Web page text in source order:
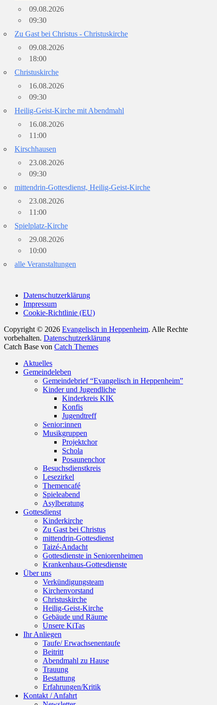
09.08.2026
09:30
Zu Gast bei Christus - Christuskirche
09.08.2026
18:00
Christuskirche
16.08.2026
09:30
Heilig-Geist-Kirche mit Abendmahl
16.08.2026
11:00
Kirschhausen
23.08.2026
09:30
mittendrin-Gottesdienst, Heilig-Geist-Kirche
23.08.2026
11:00
Spielplatz-Kirche
29.08.2026
10:00
alle Veranstaltungen
Datenschutzerklärung
Impressum
Cookie-Richtlinie (EU)
Copyright © 2026 Evangelisch in Heppenheim. Alle Rechte
vorbehalten. Datenschutzerklärung
Catch Base von Catch Themes
oben
scrollen
Aktuelles
Gemeindeleben
Gemeindebrief “Evangelisch in Heppenheim”
Kinder und Jugendliche
Kinderkreis KIK
Konfis
Jugendtreff
Senior:innen
Musikgruppen
Projektchor
Schola
Posaunenchor
Besuchsdienstkreis
Lesezirkel
Themencafé
Spieleabend
Asylberatung
Gottesdienst
Kinderkirche
Zu Gast bei Christus
mittendrin-Gottesdienst
Taizé-Andacht
Gottesdienste in Seniorenheimen
Krankenhaus-Gottesdienste
Über uns
Verkündigungsteam
Kirchenvorstand
Christuskirche
Heilig-Geist-Kirche
Gebäude und Räume
Unsere KiTas
Ihr Anliegen
Taufe/ Erwachsenentaufe
Beitritt
Abendmahl zu Hause
Trauung
Bestattung
Erfahrungen/Kritik
Kontakt / Anfahrt